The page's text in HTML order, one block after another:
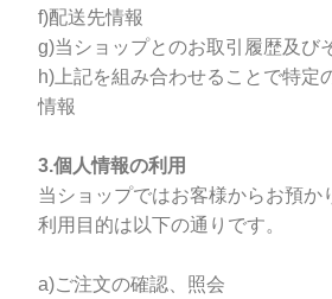
f)配送先情報
g)当ショップとのお取引履歴及び
h)上記を組み合わせることで特定
情報
3.個人情報の利用
当ショップではお客様からお預か
利用目的は以下の通りです。
a)ご注文の確認、照会